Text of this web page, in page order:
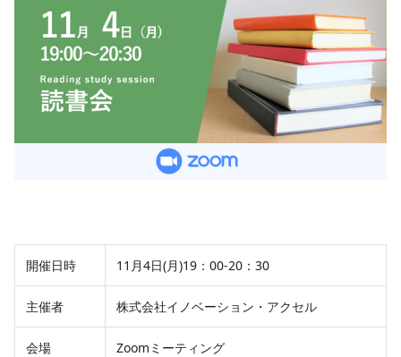
開催日時 11月4日(月)19：00-20：30
主催者 株式会社イノベーション・アクセル
会場 Zoomミーティング